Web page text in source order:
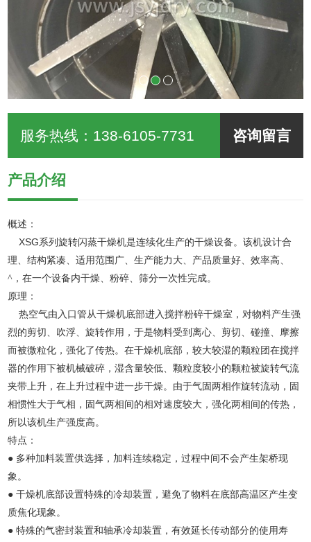
服务热线： 138-6105-7731 咨询留言
产品介绍
概述：
XSG系列旋转闪蒸干燥机是连续化生产的干燥设备。该机设计合
理、结构紧凑、适用范围广、生产能力大、产品质量好、效率高、
^，在一个设备内干燥、粉碎、筛分一次性完成。
原理：
热空气由入口管从干燥机底部进入搅拌粉碎干燥室，对物料产生强
烈的剪切、吹浮、旋转作用，于是物料受到离心、剪切、碰撞、摩擦
而被微粒化，强化了传热。在干燥机底部，较大较湿的颗粒团在搅拌
器的作用下被机械破碎，湿含量较低、颗粒度较小的颗粒被旋转气流
夹带上升，在上升过程中进一步干燥。由于气固两相作旋转流动，固
相惯性大于气相，固气两相间的相对速度较大，强化两相间的传热，
所以该机生产强度高。
特点：
● 多种加料装置供选择，加料连续稳定，过程中间不会产生架桥现
象。
● 干燥机底部设置特殊的冷却装置，避免了物料在底部高温区产生变
质焦化现象。
● 特殊的气密封装置和轴承冷却装置，有效延长传动部分的使用寿